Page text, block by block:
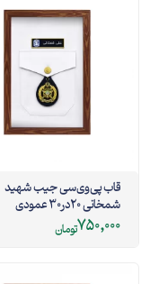
قاب پی‌وی‌سی جیب شهید
شمخانی 20در30 عمودی
750,000تومان